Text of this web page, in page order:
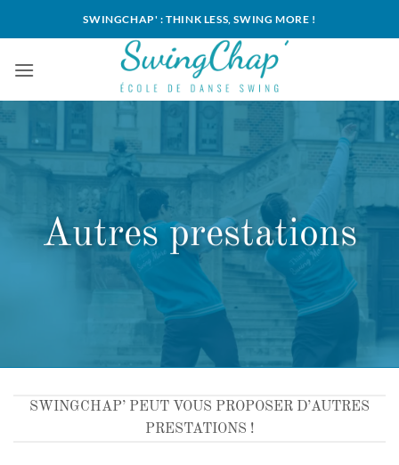
SWINGCHAP' : THINK LESS, SWING MORE !
Autres prestations
SWINGCHAP’ PEUT VOUS PROPOSER D’AUTRES
PRESTATIONS !